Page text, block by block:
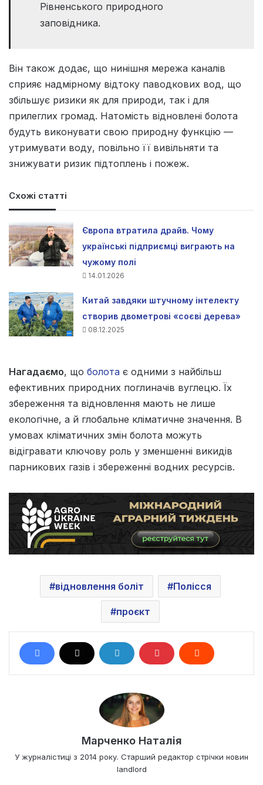
Рівненського природного
заповідника.
Він також додає, що нинішня мережа каналів
сприяє надмірному відтоку паводкових вод, що
збільшує ризики як для природи, так і для
прилеглих громад. Натомість відновлені болота
будуть виконувати свою природну функцію —
утримувати воду, повільно її вивільняти та
знижувати ризик підтоплень і пожеж.
Схожі статті
Європа втратила драйв. Чому
українські підприємці виграють на
чужому полі
14.01.2026
Китай завдяки штучному інтелекту
створив двометрові «соєві дерева»
08.12.2025
Нагадаємо, що болота є одними з найбільш
ефективних природних поглиначів вуглецю. Їх
збереження та відновлення мають не лише
екологічне, а й глобальне кліматичне значення. В
умовах кліматичних змін болота можуть
відігравати ключову роль у зменшенні викидів
парникових газів і збереженні водних ресурсів.
відновлення боліт Полісся
проєкт
Марченко Наталія
У журналістиці з 2014 року. Старший редактор стрічки новин
landlord